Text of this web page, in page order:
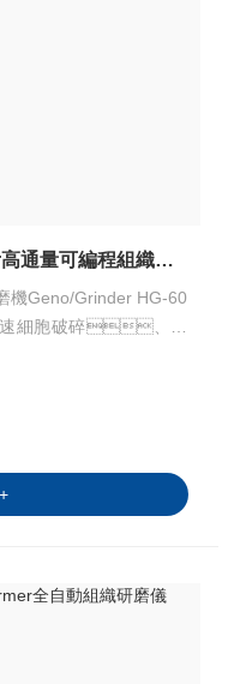
HG-600 (原2010)Cole-parmer高通量可編程組織研磨機
Grinder HG-60
，可一次同時研
包括植物的根、
子和某些動物組織;